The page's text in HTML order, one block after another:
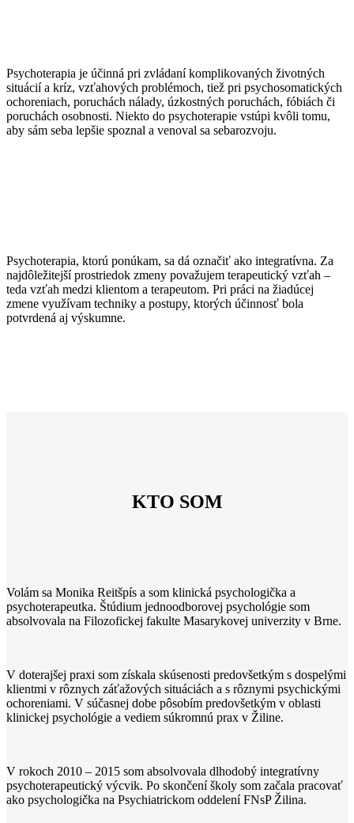
Psychoterapia je účinná pri zvládaní komplikovaných životných
situácií a kríz, vzťahových problémoch, tiež pri psychosomatických
ochoreniach, poruchách nálady, úzkostných poruchách, fóbiách či
poruchách osobnosti. Niekto do psychoterapie vstúpi kvôli tomu,
aby sám seba lepšie spoznal a venoval sa sebarozvoju.
Psychoterapia, ktorú ponúkam, sa dá označiť ako integratívna. Za
najdôležitejší prostriedok zmeny považujem terapeutický vzťah –
teda vzťah medzi klientom a terapeutom. Pri práci na žiadúcej
zmene využívam techniky a postupy, ktorých účinnosť bola
potvrdená aj výskumne.
KTO SOM
Volám sa Monika Reitšpís a som klinická psychologička a
psychoterapeutka. Štúdium jednoodborovej psychológie som
absolvovala na Filozofickej fakulte Masarykovej univerzity v Brne.
V doterajšej praxi som získala skúsenosti predovšetkým s dospelými
klientmi v rôznych záťažových situáciách a s rôznymi psychickými
ochoreniami. V súčasnej dobe pôsobím predovšetkým v oblasti
klinickej psychológie a vediem súkromnú prax v Žiline.
V rokoch 2010 – 2015 som absolvovala dlhodobý integratívny
psychoterapeutický výcvik. Po skončení školy som začala pracovať
ako psychologička na Psychiatrickom oddelení FNsP Žilina.